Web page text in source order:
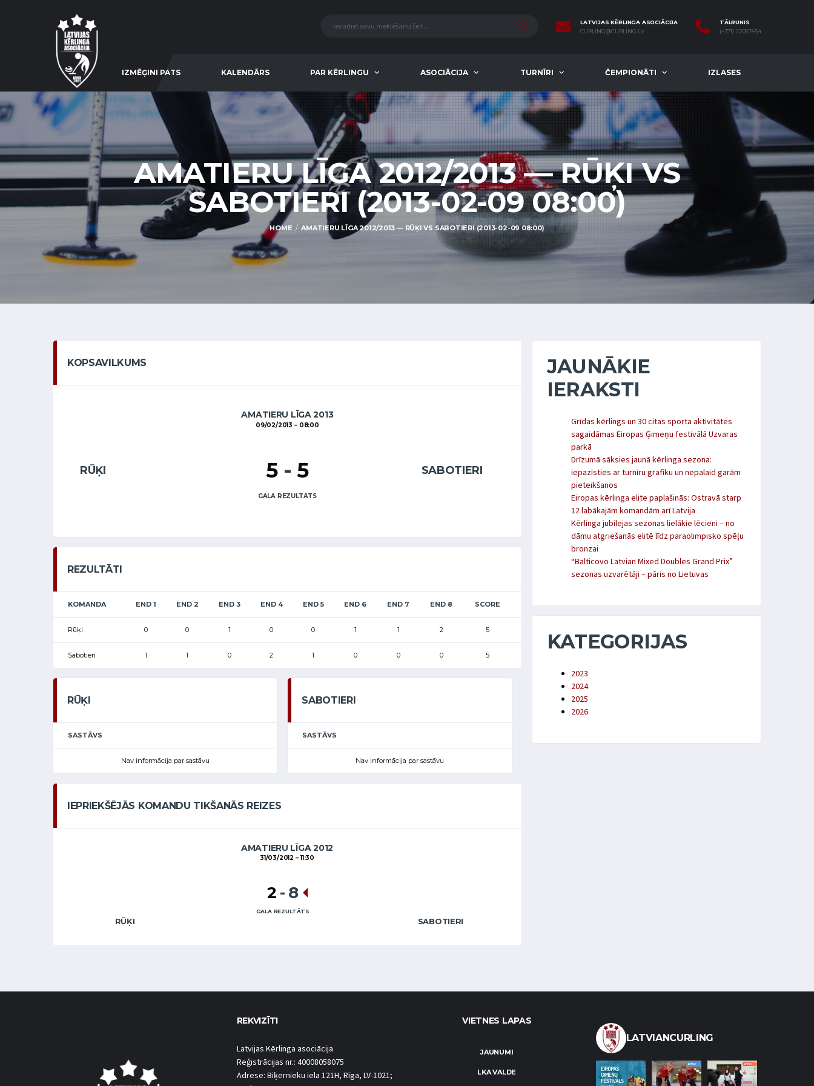
LATVIJAS KĒRLINGA ASOCIĀCIJA
CURLING@CURLING.LV
TĀLRUNIS
(+371) 22067454
IZMĒĢINI PATS KALENDĀRS PAR KĒRLINGU ASOCIĀCIJA TURNĪRI ČEMPIONĀTI IZLASES
AMATIERU LĪGA 2012/2013 — RŪĶI VS
SABOTIERI (2013-02-09 08:00)
HOME AMATIERU LĪGA 2012/2013 — RŪĶI VS SABOTIERI (2013-02-09 08:00)
KOPSAVILKUMS
AMATIERU LĪGA 2013
09/02/2013 08:00
RŪĶI SABOTIERI
5 - 5
GALA REZULTĀTS
REZULTĀTI
KOMANDA END 1 END 2 END 3 END 4 END 5 END 6 END 7 END 8 SCORE
Rūķi 0 0 1 0 0 1 1 2 5
Sabotieri 1 1 0 2 1 0 0 0 5
RŪĶI
SASTĀVS
Nav informācija par sastāvu
SABOTIERI
SASTĀVS
Nav informācija par sastāvu
IEPRIEKŠĒJĀS KOMANDU TIKŠANĀS REIZES
AMATIERU LĪGA 2012
31/03/2012 11:30
RŪĶI SABOTIERI
2 - 8
GALA REZULTĀTS
JAUNĀKIE
IERAKSTI
Grīdas kērlings un 30 citas sporta aktivitātes
sagaidāmas Eiropas Ģimeņu festivālā Uzvaras
parkā
Drīzumā sāksies jaunā kērlinga sezona:
iepazīsties ar turnīru grafiku un nepalaid garām
pieteikšanos
Eiropas kērlinga elite paplašinās: Ostravā starp
12 labākajām komandām arī Latvija
Kērlinga jubilejas sezonas lielākie lēcieni – no
dāmu atgriešanās elitē līdz paraolimpisko spēļu
bronzai
“Balticovo Latvian Mixed Doubles Grand Prix”
sezonas uzvarētāji – pāris no Lietuvas
KATEGORIJAS
2023
2024
2025
2026
REKVIZĪTI
Latvijas Kērlinga asociācija
Reģistrācijas nr.: 40008058075
Adrese: Biķernieku iela 121H, Rīga, LV-1021;
VIETNES LAPAS
JAUNUMI
LKA VALDE
LATVIANCURLING